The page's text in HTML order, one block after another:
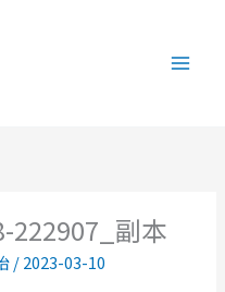
222907_副本
/2023-03-10